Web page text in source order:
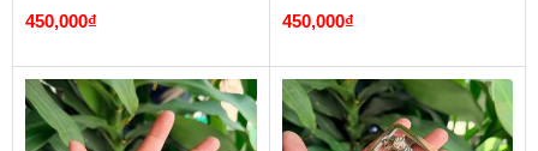
450,000₫ 450,000₫